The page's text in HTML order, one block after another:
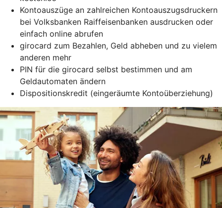
Kontoauszüge an zahlreichen Kontoauszugsdruckern
bei Volksbanken Raiffeisenbanken ausdrucken oder
einfach online abrufen
girocard zum Bezahlen, Geld abheben und zu vielem
anderen mehr
PIN für die girocard selbst bestimmen und am
Geldautomaten ändern
Dispositionskredit (eingeräumte Kontoüberziehung)